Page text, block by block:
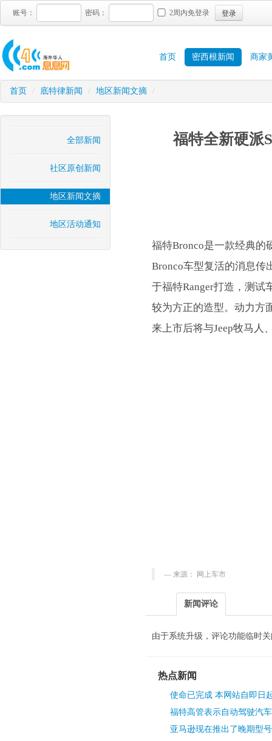
账号： 密码： 2周内免登录 登录
首页 密西根新闻 商家
首页 / 底特律新闻 / 地区新闻文摘 /
全部新闻
社区原创新闻
地区新闻文摘
地区活动通知
福特全新硬派
福特Bronco是一款经典的
Bronco车型复活的消息传
于福特Ranger打造，测试
较为方正的造型。动力方
来上市后将与Jeep牧马人
来源： 网上车市
新闻评论
由于系统升级，评论功能临时
热点新闻
使命已完成 本网站自即日
福特高管表示自动驾驶汽
亚马逊现在推出了晚期型